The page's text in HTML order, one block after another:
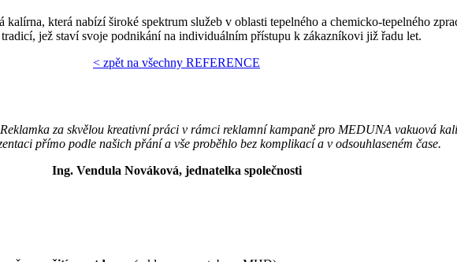
která nabízí široké spektrum služeb v oblasti tepelného a chemicko-tepelného
jež staví svoje podnikání na individuálním přístupu k zákazníkovi již řadu let.
< zpět na všechny REFERENCE
za skvělou kreativní práci v rámci reklamní kampaně pro MEDUNA vakuová
přímo podle našich přání a vše proběhlo bez komplikací a v odsouhlaseném čase.
Ing. Vendula Nováková, jednatelka společnosti